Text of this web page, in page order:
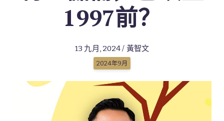
1997前？
13 九月, 2024 / 黃智文
2024年9月